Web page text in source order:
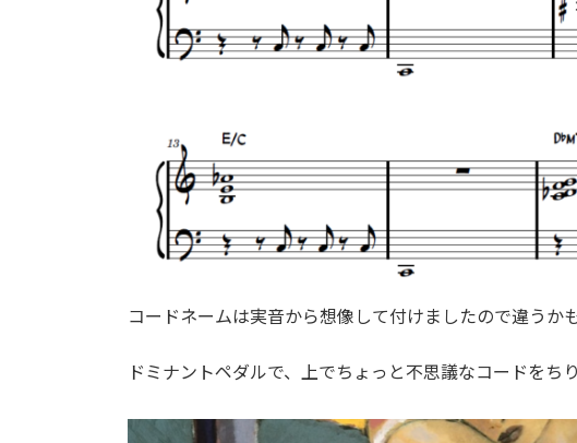
コードネームは実音から想像して付けましたので違うか
ドミナントペダルで、上でちょっと不思議なコードをち